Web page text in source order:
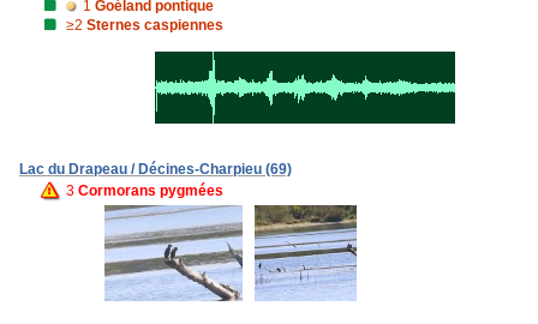
1 Goéland pontique
≥2 Sternes caspiennes
Lac du Drapeau / Décines-Charpieu (69)
3 Cormorans pygmées